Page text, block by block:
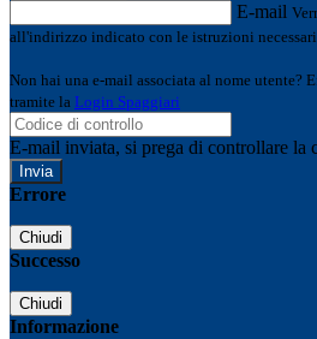
E-mail
all'indirizzo indicato con le istruzioni
Non hai una e-mail associata al nome utente?
tramite la Login Spaggiari
E-mail inviata, si prega di controllare la
Errore
Chiudi
Successo
Chiudi
Informazione